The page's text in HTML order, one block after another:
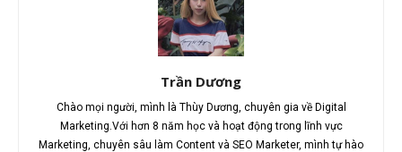
Trần Dương
Chào mọi người, mình là Thùy Dương, chuyên gia về Digital
Marketing.Với hơn 8 năm học và hoạt động trong lĩnh vực
Marketing, chuyên sâu làm Content và SEO Marketer, mình tự hào